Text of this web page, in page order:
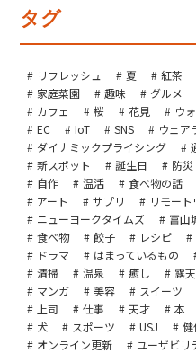
タグ
リフレッシュ 夏 紅茶
家庭菜園
趣味 グルメ
カフェ
桜 花見 ウ
EC
IoT SNS ウェア
ダイナミックプライシング
新スポット
誕生日 防災
自作
温活 食べ物の話
アート
サプリ リモート
ニューヨークタイムズ
富山
食べ物
餃子 レシピ
ドラマ
はまっているもの
清掃
温泉 癒し 露
マンガ
美容 スイーツ
上司
仕事 天才 本
犬
スポーツ USJ 健
オンライン更新
ユーザビリ